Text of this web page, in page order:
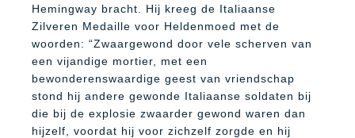
Hemingway bracht. Hij kreeg de Italiaanse
Zilveren Medaille voor Heldenmoed met de
woorden: “Zwaargewond door vele scherven van
een vijandige mortier, met een
bewonderenswaardige geest van vriendschap
stond hij andere gewonde Italiaanse soldaten bij
die bij de explosie zwaarder gewond waren dan
hijzelf, voordat hij voor zichzelf zorgde en hij